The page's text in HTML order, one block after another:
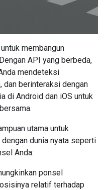
membangun
API yang berbeda,
mendeteksi
dan berinteraksi dengan
di Android dan iOS untuk
utama untuk
dunia nyata seperti
Anda:
ponsel
relatif terhadap